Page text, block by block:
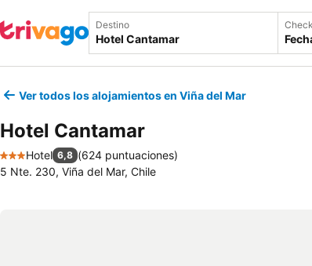
Destino
Ver todos los alojamientos en Viña del Mar
Hotel Cantamar
3 Estrellas
Hotel 6,8 (624 puntuaciones)
5 Nte. 230, Viña del Mar, Chile